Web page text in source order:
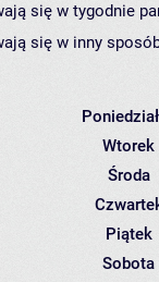
się w tygodnie
się w inny
Wtorek
Środa
Piątek
Sobota